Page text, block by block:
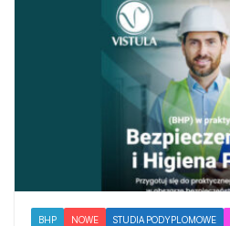
BHP NOWE STUDIA PODYPLOMOWE